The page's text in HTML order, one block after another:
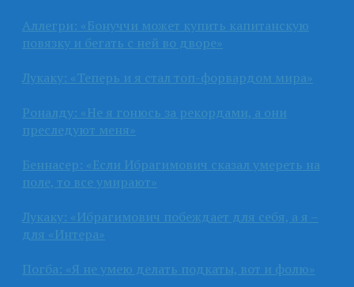
Аллегри: «Бонуччи может купить капитанскую
повязку и бегать с ней во дворе»
Лукаку: «Теперь и я стал топ-форвардом мира»
Роналду: «Не я гонюсь за рекордами, а они
преследуют меня»
Беннасер: «Если Ибрагимович сказал умереть на
поле, то все умирают»
Лукаку: «Ибрагимович побеждает для себя, а я –
для «Интера»
Погба: «Я не умею делать подкаты, вот и фолю»